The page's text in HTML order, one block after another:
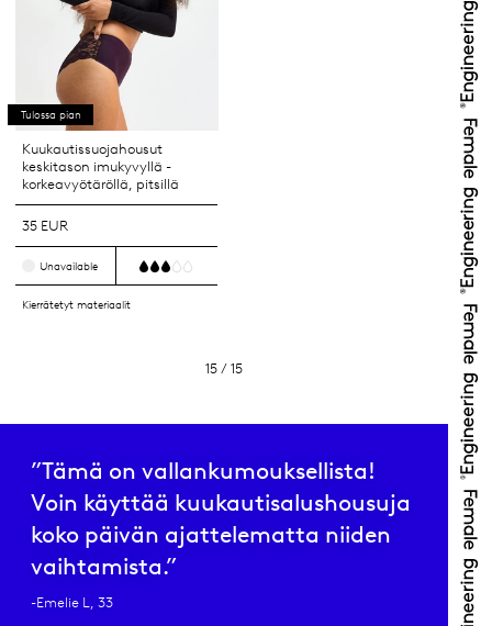
Tulossa pian
Kuukautissuojahousut
keskitason imukyvyllä -
korkeavyötäröllä, pitsillä
35 EUR
Unavailable
Kierrätetyt materiaalit
15 / 15
”Tämä on vallankumouksellista!
Voin käyttää kuukautisalushousuja
koko päivän ajattelematta niiden
vaihtamista.”
-Emelie L, 33